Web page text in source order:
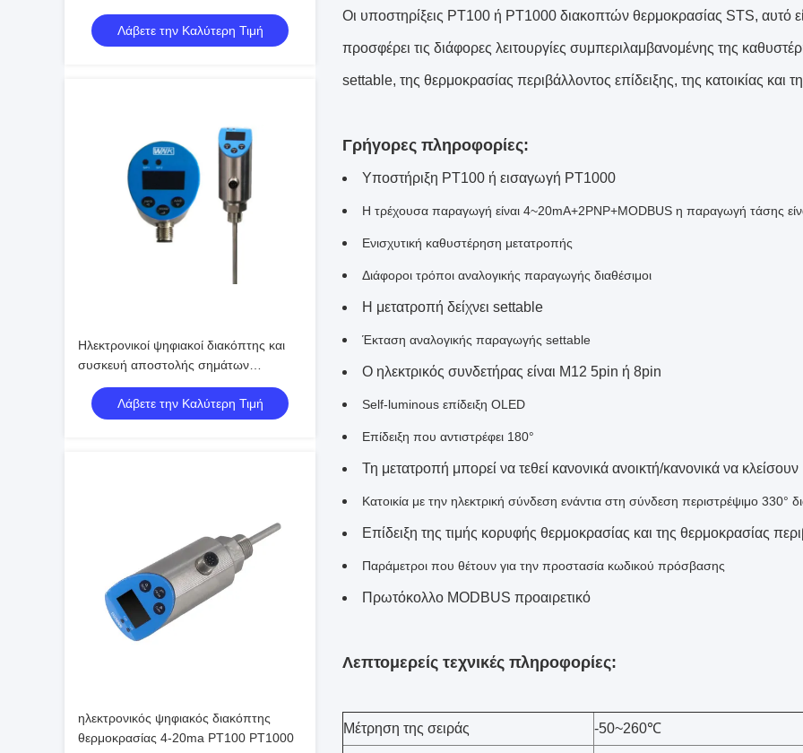
4~20mA + παραγωγή Modbus
Λάβετε την Καλύτερη Τιμή
Ηλεκτρονικοί ψηφιακοί διακόπτης και
συσκευή αποστολής σημάτων
θερμοκρασίας τύπων επίδειξης OLED
Λάβετε την Καλύτερη Τιμή
ηλεκτρονικός ψηφιακός διακόπτης
θερμοκρασίας 4-20ma PT100 PT1000
Οι υποστηρίξεις PT100 ή PT1000 διακοπτών θερμοκρασίας STS, αυτό
προσφέρει τις διάφορες λειτουργίες συμπεριλαμβανομένης της
settable, της θερμοκρασίας περιβάλλοντος επίδειξης, της κατοικίας και
Γρήγορες πληροφορίες:
Υποστήριξη PT100 ή εισαγωγή PT1000
Η τρέχουσα παραγωγή είναι 4~20mA+2PNP+MODBUS η παραγωγή τάσης
Ενισχυτική καθυστέρηση μετατροπής
Διάφοροι τρόποι αναλογικής παραγωγής διαθέσιμοι
Η μετατροπή δείχνει settable
Έκταση αναλογικής παραγωγής settable
Ο ηλεκτρικός συνδετήρας είναι M12 5pin ή 8pin
Self-luminous επίδειξη OLED
Επίδειξη που αντιστρέφει 180°
Τη μετατροπή μπορεί να τεθεί κανονικά ανοικτή/κανονικά να κλείσουν
Κατοικία με την ηλεκτρική σύνδεση ενάντια στη σύνδεση περιστρέψιμο 330°
Επίδειξη της τιμής κορυφής θερμοκρασίας και της θερμοκρασίας
Παράμετροι που θέτουν για την προστασία κωδικού πρόσβασης
Πρωτόκολλο MODBUS προαιρετικό
Λεπτομερείς τεχνικές πληροφορίες:
Μέτρηση της σειράς -50~260℃